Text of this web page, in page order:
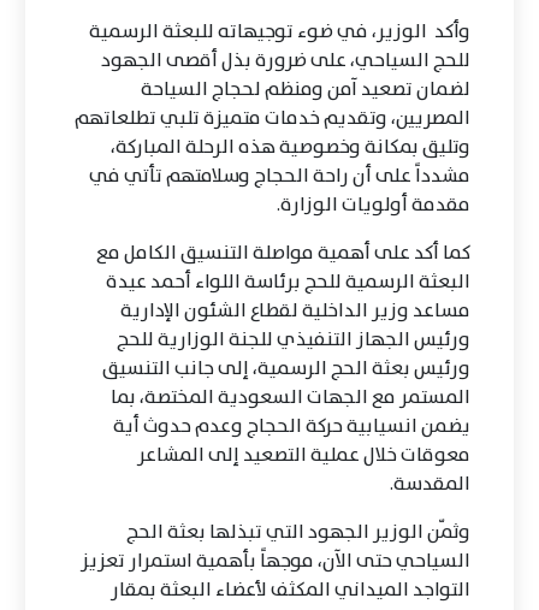
وأكد الوزير، في ضوء توجيهاته للبعثة الرسمية
للحج السياحي، على ضرورة بذل أقصى الجهود
لضمان تصعيد آمن ومنظم لحجاج السياحة
المصريين، وتقديم خدمات متميزة تلبي تطلعاتهم
وتليق بمكانة وخصوصية هذه الرحلة المباركة،
مشدداً على أن راحة الحجاج وسلامتهم تأتي في
مقدمة أولويات الوزارة.
كما أكد على أهمية مواصلة التنسيق الكامل مع
البعثة الرسمية للحج برئاسة اللواء أحمد عيدة
مساعد وزير الداخلية لقطاع الشئون الإدارية
ورئيس الجهاز التنفيذي للجنة الوزارية للحج
ورئيس بعثة الحج الرسمية، إلى جانب التنسيق
المستمر مع الجهات السعودية المختصة، بما
يضمن انسيابية حركة الحجاج وعدم حدوث أية
معوقات خلال عملية التصعيد إلى المشاعر
المقدسة.
وثمّن الوزير الجهود التي تبذلها بعثة الحج
السياحي حتى الآن، موجهاً بأهمية استمرار تعزيز
التواجد الميداني المكثف لأعضاء البعثة بمقار